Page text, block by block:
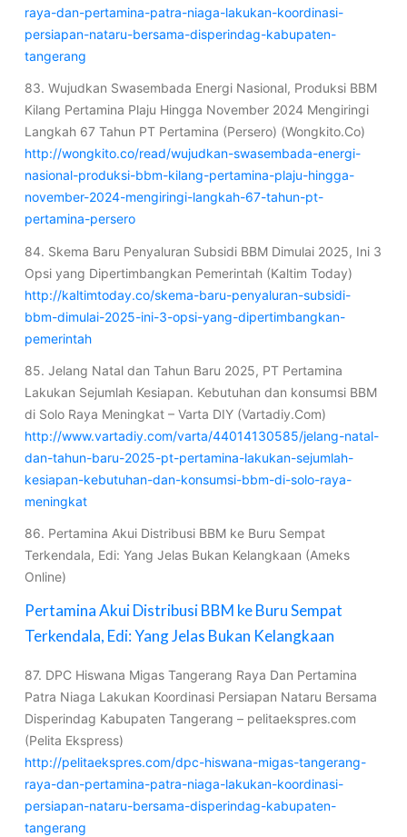
raya-dan-pertamina-patra-niaga-lakukan-koordinasi-
persiapan-nataru-bersama-disperindag-kabupaten-
tangerang
83. Wujudkan Swasembada Energi Nasional, Produksi BBM
Kilang Pertamina Plaju Hingga November 2024 Mengiringi
Langkah 67 Tahun PT Pertamina (Persero) (Wongkito.Co)
http://wongkito.co/read/wujudkan-swasembada-energi-
nasional-produksi-bbm-kilang-pertamina-plaju-hingga-
november-2024-mengiringi-langkah-67-tahun-pt-
pertamina-persero
84. Skema Baru Penyaluran Subsidi BBM Dimulai 2025, Ini 3
Opsi yang Dipertimbangkan Pemerintah (Kaltim Today)
http://kaltimtoday.co/skema-baru-penyaluran-subsidi-
bbm-dimulai-2025-ini-3-opsi-yang-dipertimbangkan-
pemerintah
85. Jelang Natal dan Tahun Baru 2025, PT Pertamina
Lakukan Sejumlah Kesiapan. Kebutuhan dan konsumsi BBM
di Solo Raya Meningkat – Varta DIY (Vartadiy.Com)
http://www.vartadiy.com/varta/44014130585/jelang-natal-
dan-tahun-baru-2025-pt-pertamina-lakukan-sejumlah-
kesiapan-kebutuhan-dan-konsumsi-bbm-di-solo-raya-
meningkat
86. Pertamina Akui Distribusi BBM ke Buru Sempat
Terkendala, Edi: Yang Jelas Bukan Kelangkaan (Ameks
Online)
Pertamina Akui Distribusi BBM ke Buru Sempat
Terkendala, Edi: Yang Jelas Bukan Kelangkaan
87. DPC Hiswana Migas Tangerang Raya Dan Pertamina
Patra Niaga Lakukan Koordinasi Persiapan Nataru Bersama
Disperindag Kabupaten Tangerang – pelitaekspres.com
(Pelita Ekspress)
http://pelitaekspres.com/dpc-hiswana-migas-tangerang-
raya-dan-pertamina-patra-niaga-lakukan-koordinasi-
persiapan-nataru-bersama-disperindag-kabupaten-
tangerang